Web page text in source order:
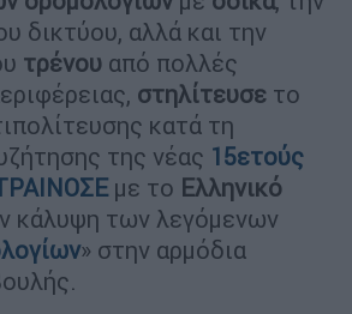
δικτύου, αλλά και την
τρένου από πολλές
στηλίτευσε το
κατά τη
της νέας 15ετούς
με το Ελληνικό
κάλυψη των λεγόμενων
» στην αρμόδια